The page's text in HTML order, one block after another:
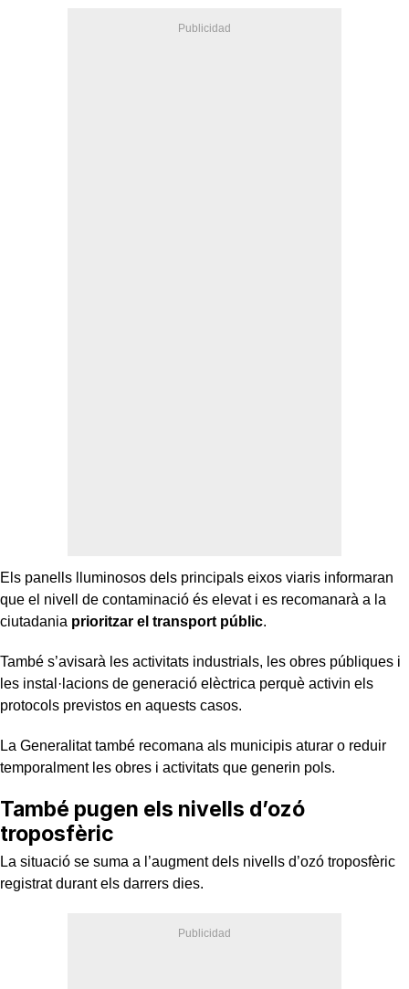
Els panells lluminosos dels principals eixos viaris informaran
que el nivell de contaminació és elevat i es recomanarà a la
ciutadania prioritzar el transport públic.
També s’avisarà les activitats industrials, les obres públiques i
les instal·lacions de generació elèctrica perquè activin els
protocols previstos en aquests casos.
La Generalitat també recomana als municipis aturar o reduir
temporalment les obres i activitats que generin pols.
També pugen els nivells d’ozó
troposfèric
La situació se suma a l’augment dels nivells d’ozó troposfèric
registrat durant els darrers dies.